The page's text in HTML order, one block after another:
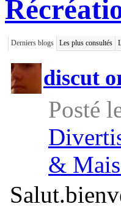
Derniers blogs Les plus consultés
discut
Posté
&